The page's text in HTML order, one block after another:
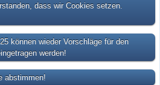
dass wir Cookies setzen.
können wieder Vorschläge für den
werden!
abstimmen!